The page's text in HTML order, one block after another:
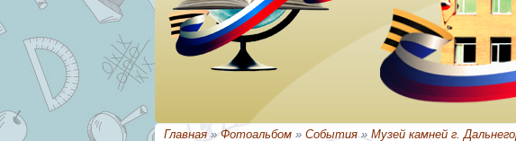
Главная »Фотоальбом » События » Музей камней г.